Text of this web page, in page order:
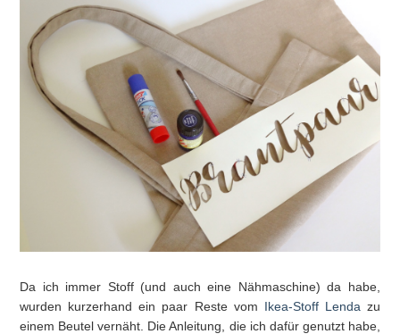
Da ich immer Stoff (und auch eine Nähmaschine) da habe,
wurden kurzerhand ein paar Reste vom Ikea-Stoff Lenda zu
einem Beutel vernäht. Die Anleitung, die ich dafür genutzt habe,